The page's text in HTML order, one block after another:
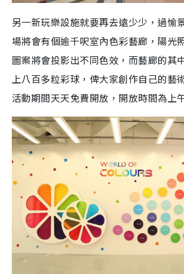
另一新玩樂設施就要再去遠少少，過愉
場將會有個逾千呎室內色彩藝廊，陽光
圖案將會投影出不同色效，而藝廊的其
上八百多粒彩球，俾大家創作自己的藝
活動期間天天免費開放，開放時間為上